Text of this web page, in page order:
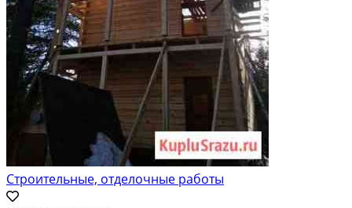
Строительные, отделочные работы